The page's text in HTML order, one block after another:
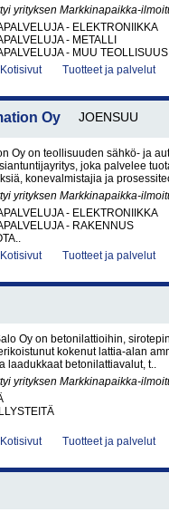
yrityksen Markkinapaikka-
- ELEKTRONIIKKA
- METALLI
- MUU
Kotisivut Tuotteet ja palvelut
Oy JOENSUU
Oy on teollisuuden sähkö- ja
joka palvelee
konevalmistajia ja
yrityksen Markkinapaikka-
- ELEKTRONIIKKA
- RAKENNUS
Kotisivut Tuotteet ja palvelut
Oy on betonilattioihin,
kokenut lattia-alan
laadukkaat betonilattiavalut, t..
yrityksen Markkinapaikka-
Kotisivut Tuotteet ja palvelut